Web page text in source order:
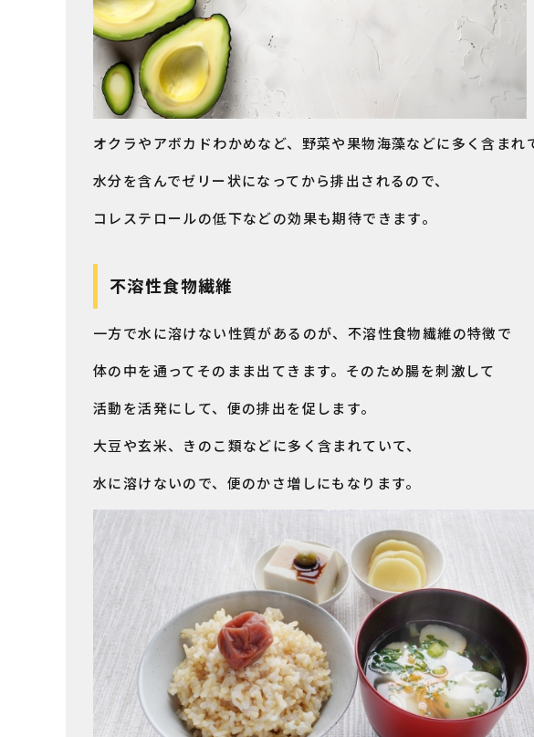
オクラやアボカドわかめなど、野菜や果物海藻などに多く含まれ
水分を含んでゼリー状になってから排出されるので、
コレステロールの低下などの効果も期待できます。
不溶性食物繊維
一方で水に溶けない性質があるのが、不溶性食物繊維の特徴で
体の中を通ってそのまま出てきます。そのため腸を刺激して
活動を活発にして、便の排出を促します。
大豆や玄米、きのこ類などに多く含まれていて、
水に溶けないので、便のかさ増しにもなります。